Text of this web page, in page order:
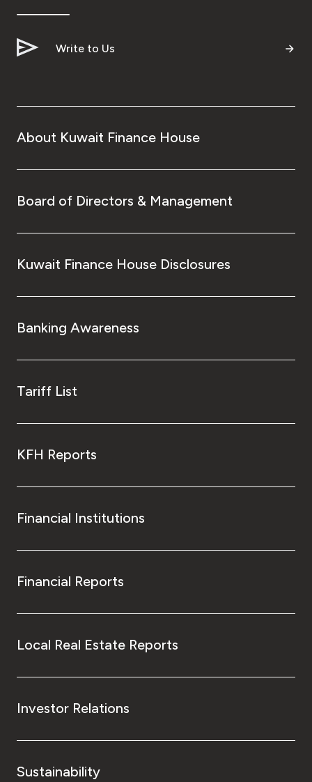
Write to Us
About Kuwait Finance House
Board of Directors & Management
Kuwait Finance House Disclosures
Banking Awareness
Tariff List
KFH Reports
Financial Institutions
Financial Reports
Local Real Estate Reports
Investor Relations
Sustainability